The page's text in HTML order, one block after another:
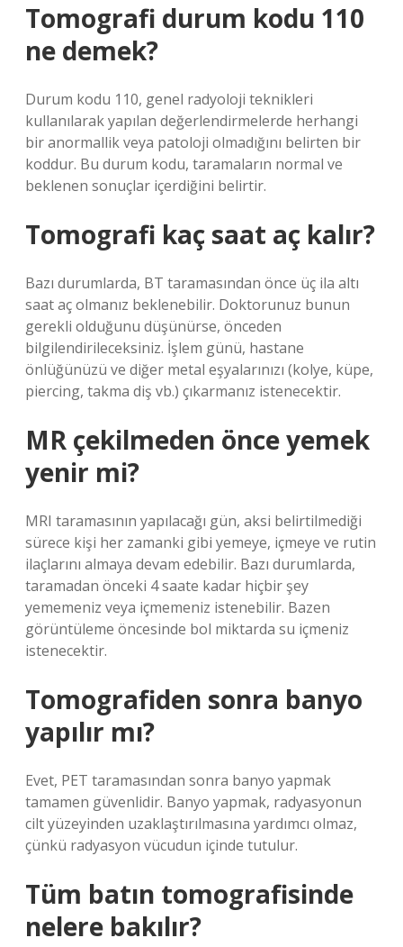
Tomografi durum kodu 110
ne demek?
Durum kodu 110, genel radyoloji teknikleri
kullanılarak yapılan değerlendirmelerde herhangi
bir anormallik veya patoloji olmadığını belirten bir
koddur. Bu durum kodu, taramaların normal ve
beklenen sonuçlar içerdiğini belirtir.
Tomografi kaç saat aç kalır?
Bazı durumlarda, BT taramasından önce üç ila altı
saat aç olmanız beklenebilir. Doktorunuz bunun
gerekli olduğunu düşünürse, önceden
bilgilendirileceksiniz. İşlem günü, hastane
önlüğünüzü ve diğer metal eşyalarınızı (kolye, küpe,
piercing, takma diş vb.) çıkarmanız istenecektir.
MR çekilmeden önce yemek
yenir mi?
MRI taramasının yapılacağı gün, aksi belirtilmediği
sürece kişi her zamanki gibi yemeye, içmeye ve rutin
ilaçlarını almaya devam edebilir. Bazı durumlarda,
taramadan önceki 4 saate kadar hiçbir şey
yememeniz veya içmemeniz istenebilir. Bazen
görüntüleme öncesinde bol miktarda su içmeniz
istenecektir.
Tomografiden sonra banyo
yapılır mı?
Evet, PET taramasından sonra banyo yapmak
tamamen güvenlidir. Banyo yapmak, radyasyonun
cilt yüzeyinden uzaklaştırılmasına yardımcı olmaz,
çünkü radyasyon vücudun içinde tutulur.
Tüm batın tomografisinde
nelere bakılır?